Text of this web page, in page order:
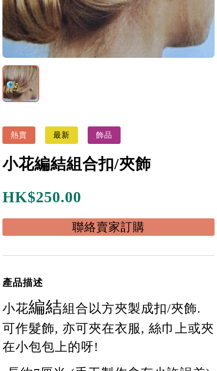
熱賣 最新 飾品
小花編結組合扣/夾飾
HK$250.00
聯絡賣家訂購
產品描述
小花編結組合以方夾製成扣/夾飾.
可作髮飾, 亦可夾在衣服, 絲巾上或夾
在小包包上的呀!